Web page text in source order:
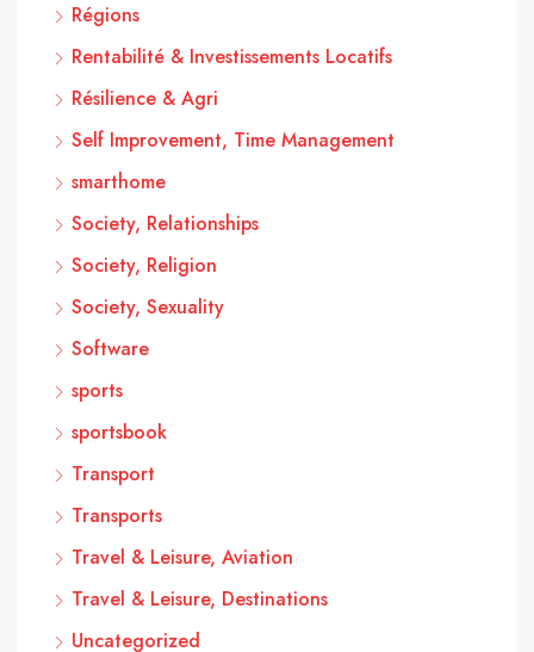
Régions
Rentabilité & Investissements Locatifs
Résilience & Agri
Self Improvement, Time Management
smarthome
Society, Relationships
Society, Religion
Society, Sexuality
Software
sports
sportsbook
Transport
Transports
Travel & Leisure, Aviation
Travel & Leisure, Destinations
Uncategorized